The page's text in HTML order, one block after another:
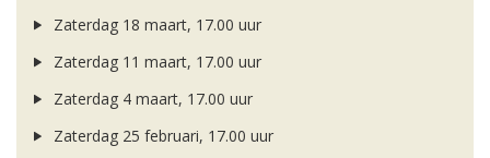
Zaterdag 18 maart, 17.00 uur
Zaterdag 11 maart, 17.00 uur
Zaterdag 4 maart, 17.00 uur
Zaterdag 25 februari, 17.00 uur